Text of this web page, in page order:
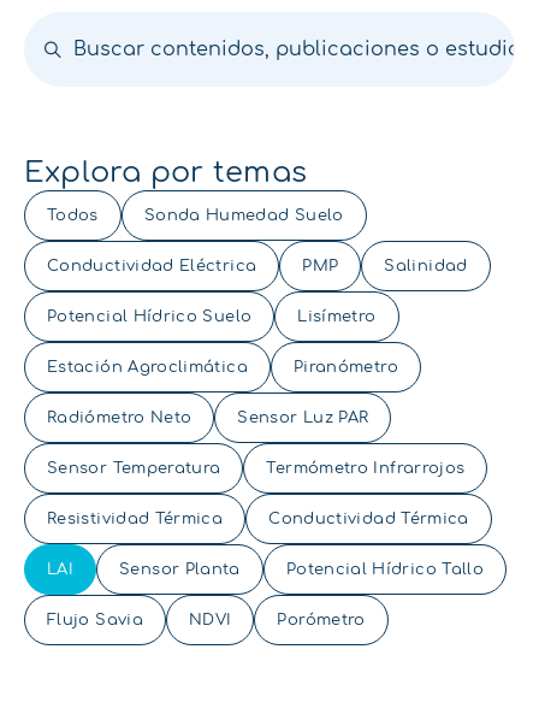
Explora por temas
Todos Sonda Humedad Suelo
Conductividad Eléctrica PMP Salinidad
Potencial Hídrico Suelo Lisímetro
Estación Agroclimática Piranómetro
Radiómetro Neto Sensor Luz PAR
Sensor Temperatura Termómetro Infrarrojos
Resistividad Térmica Conductividad Térmica
LAI Sensor Planta Potencial Hídrico Tallo
Flujo Savia NDVI Porómetro